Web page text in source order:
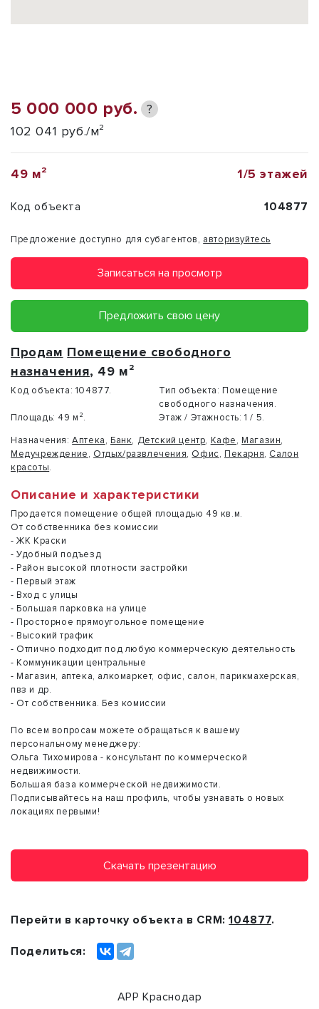
5 000 000 руб. ?
102 041 руб./м²
49 м² 1/5 этажей
Код объекта 104877
Предложение доступно для субагентов, авторизуйтесь
Записаться на просмотр
Предложить свою цену
Продам Помещение свободного
назначения, 49 м²
Код объекта: 104877. Тип объекта: Помещение
свободного назначения.
Площадь: 49 м². Этаж / Этажность: 1 / 5.
Назначения: Аптека, Банк, Детский центр, Кафе, Магазин,
Медучреждение, Отдых/развлечения, Офис, Пекарня, Салон
красоты.
Описание и характеристики
Продается помещение общей площадью 49 кв.м.
От собственника без комиссии
- ЖК Краски
- Удобный подъезд
- Район высокой плотности застройки
- Первый этаж
- Вход с улицы
- Большая парковка на улице
- Просторное прямоугольное помещение
- Высокий трафик
- Отлично подходит под любую коммерческую деятельность
- Коммуникации центральные
- Магазин, аптека, алкомаркет, офис, салон, парикмахерская,
пвз и др.
- От собственника. Без комиссии
По всем вопросам можете обращаться к вашему
персональному менеджеру:
Ольга Тихомирова - консультант по коммерческой
недвижимости.
Большая база коммерческой недвижимости.
Подписывайтесь на наш профиль, чтобы узнавать о новых
локациях первыми!
Скачать презентацию
Перейти в карточку объекта в CRM:104877.
Поделиться:
АРР Краснодар